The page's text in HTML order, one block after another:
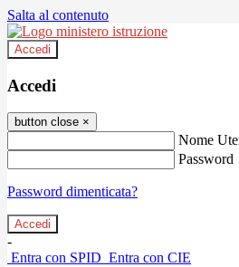
Salta al contenuto
Accedi
Accedi
button close ×
Nome
Password
Password dimenticata?
-
Entra con SPID Entra con CIE